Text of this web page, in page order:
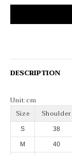
DESCRIPTION
Unit:cm
Size
Shoulder
S 38
M 40